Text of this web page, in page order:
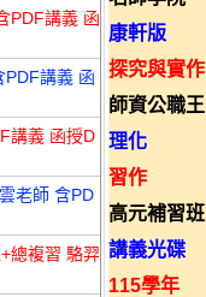
PDF講義 函
講義 函
講義 函授D
老師 含PD
總複習 駱羿
康軒版
探究與實作
師資公職王
理化
習作
高元補習班
講義光碟
115學年